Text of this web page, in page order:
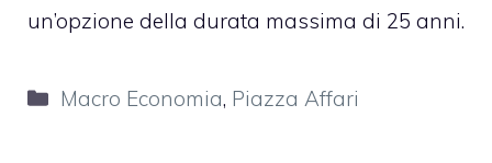
un’opzione della durata massima di 25 anni.
Categorie
Macro Economia, Piazza Affari